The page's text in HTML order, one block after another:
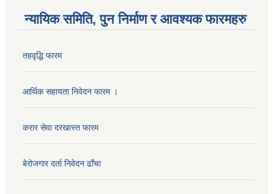
न्यायिक समिति, पुन निर्माण र आवश्यक फारमहरु
तहवृद्धि फारम
आर्थिक सहायता निवेदन फारम ।
करार सेवा दरखास्त फारम
बेरोजगार दर्ता निवेदन ढाँचा